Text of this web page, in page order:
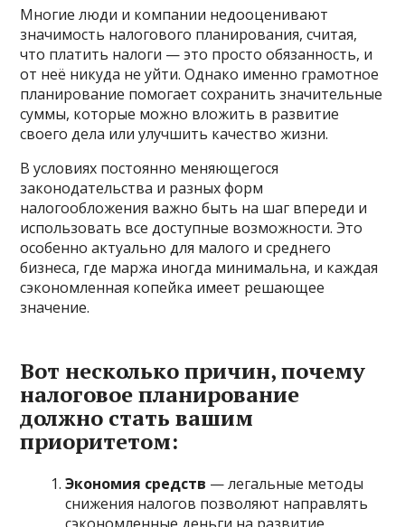
Многие люди и компании недооценивают
значимость налогового планирования, считая,
что платить налоги — это просто обязанность, и
от неё никуда не уйти. Однако именно грамотное
планирование помогает сохранить значительные
суммы, которые можно вложить в развитие
своего дела или улучшить качество жизни.
В условиях постоянно меняющегося
законодательства и разных форм
налогообложения важно быть на шаг впереди и
использовать все доступные возможности. Это
особенно актуально для малого и среднего
бизнеса, где маржа иногда минимальна, и каждая
сэкономленная копейка имеет решающее
значение.
Вот несколько причин, почему
налоговое планирование
должно стать вашим
приоритетом:
Экономия средств — легальные методы
снижения налогов позволяют направлять